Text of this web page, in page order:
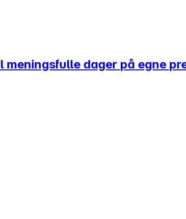
dager på egne